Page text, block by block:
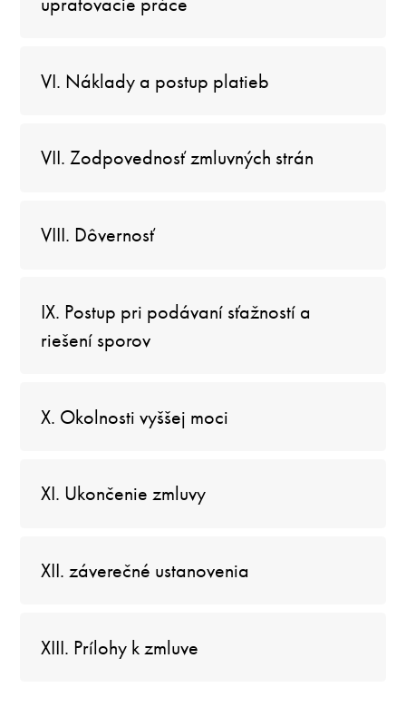
VI. Náklady a postup platieb
VII. Zodpovednosť zmluvných strán
VIII. Dôvernosť
IX. Postup pri podávaní sťažností a
riešení sporov
X. Okolnosti vyššej moci
XI. Ukončenie zmluvy
XII. záverečné ustanovenia
XIII. Prílohy k zmluve